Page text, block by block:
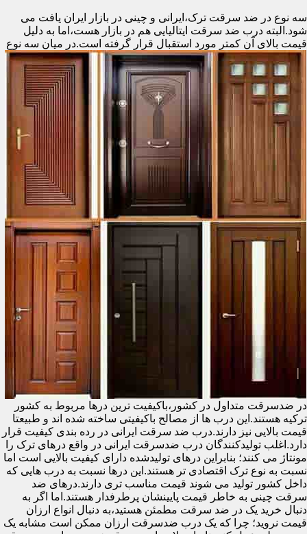
سه نوع در ضد سرقت ترک،ایرانی و چینی در بازار ایران یافت می
شود.البته درب ضد سرقت ایتالیایی هم در بازار هست،اما به دلیل
قیمت بالای آن کمتر مورد استقبال قرار گرفته است.در میان سه نوع
در ضدسرقت متداول در کشور،باکیفیت ترین درها مربوط به کشور
ترکیه هستند.این درب ها از مصالح باکیفیتی ساخته شده اند و طبیعتا
قیمت بالایی نیز دارند.درب ضد سرقت ایرانی در رده بندی کیفیت قرار
دارد.اغلب تولیدکنندگان درب ضدسرقت ایرانی در واقع درهای ترک را
مونتاژ می کنند؛ بنابراین درهای تولیدشده دارای کیفیت بالایی است اما
نسبت به نوع ترک اقتصادی تر هستند.این درها نسبت به درب هایی که
داخل کشور تولید می شوند قیمت مناسب تری دارند.درهای ضد
سرقت چینی به خاطر قیمت پایینشان پرطرفدار هستند.اما اگر به
دنبال خرید یک در ضد سرقت مطمئن هستید،به دنبال انواع ارزان
قیمت نروید؛ چرا که یک درب ضدسرقت ارزان ممکن است مشابه یک